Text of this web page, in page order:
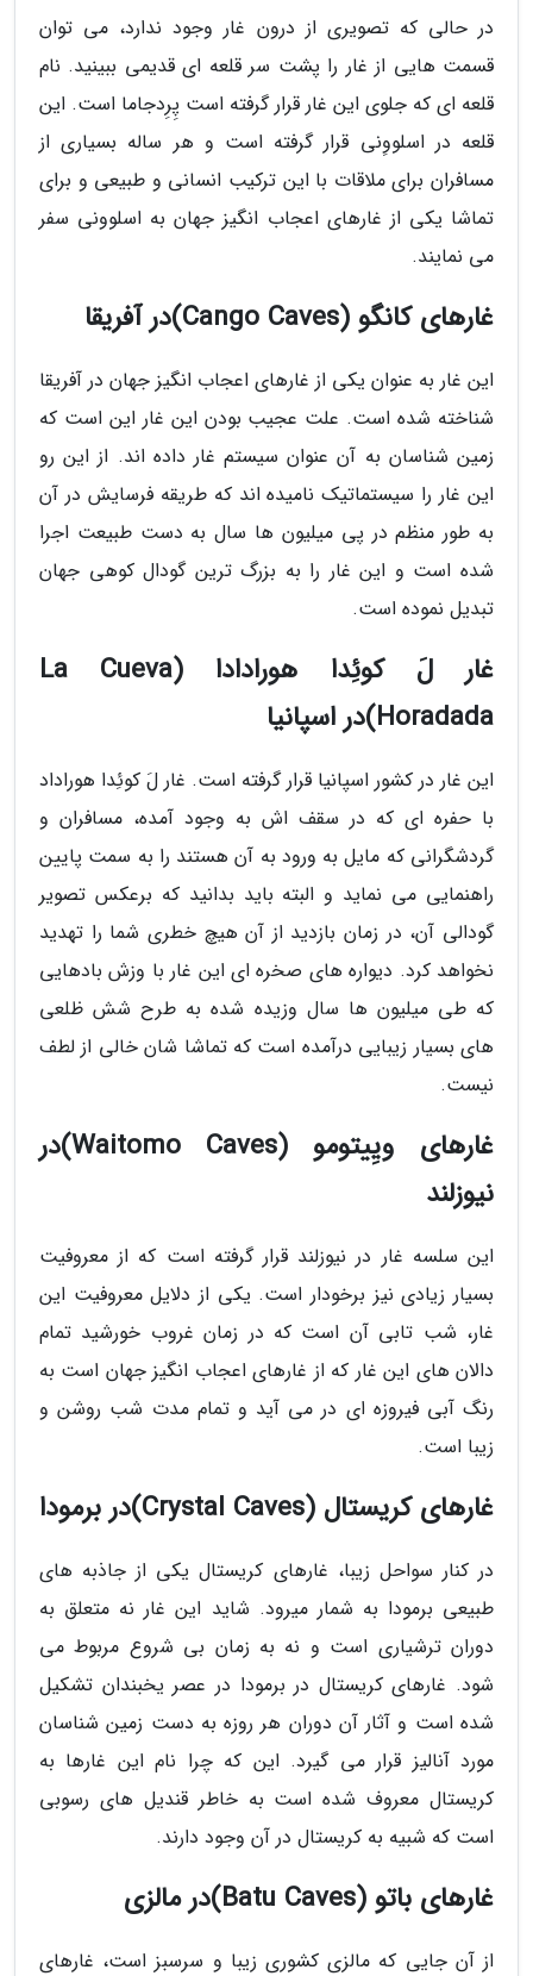
در حالی که تصویری از درون غار وجود ندارد، می توان
قسمت هایی از غار را پشت سر قلعه ای قدیمی ببینید. نام
قلعه ای که جلوی این غار قرار گرفته است پِرِدجاما است. این
قلعه در اسلووِنی قرار گرفته است و هر ساله بسیاری از
مسافران برای ملاقات با این ترکیب انسانی و طبیعی و برای
تماشا یکی از غارهای اعجاب انگیز جهان به اسلوونی سفر
می نمایند.
غارهای کانگو (Cango Caves)در آفریقا
این غار به عنوان یکی از غارهای اعجاب انگیز جهان در آفریقا
شناخته شده است. علت عجیب بودن این غار این است که
زمین شناسان به آن عنوان سیستم غار داده اند. از این رو
این غار را سیستماتیک نامیده اند که طریقه فرسایش در آن
به طور منظم در پی میلیون ها سال به دست طبیعت اجرا
شده است و این غار را به بزرگ ترین گودال کوهی جهان
تبدیل نموده است.
غار لَ کوئِدا هورادادا (La Cueva
Horadada)در اسپانیا
این غار در کشور اسپانیا قرار گرفته است. غار لَ کوئِدا هوراداد
با حفره ای که در سقف اش به وجود آمده، مسافران و
گردشگرانی که مایل به ورود به آن هستند را به سمت پایین
راهنمایی می نماید و البته باید بدانید که برعکس تصویر
گودالی آن، در زمان بازدید از آن هیچ خطری شما را تهدید
نخواهد کرد. دیواره های صخره ای این غار با وزش بادهایی
که طی میلیون ها سال وزیده شده به طرح شش ظلعی
های بسیار زیبایی درآمده است که تماشا شان خالی از لطف
نیست.
غارهای ویِیتومو (Waitomo Caves)در
نیوزلند
این سلسه غار در نیوزلند قرار گرفته است که از معروفیت
بسیار زیادی نیز برخودار است. یکی از دلایل معروفیت این
غار، شب تابی آن است که در زمان غروب خورشید تمام
دالان های این غار که از غارهای اعجاب انگیز جهان است به
رنگ آبی فیروزه ای در می آید و تمام مدت شب روشن و
زیبا است.
غارهای کریستال (Crystal Caves)در برمودا
در کنار سواحل زیبا، غارهای کریستال یکی از جاذبه های
طبیعی برمودا به شمار میرود. شاید این غار نه متعلق به
دوران ترشیاری است و نه به زمان بی شروع مربوط می
شود. غارهای کریستال در برمودا در عصر یخبندان تشکیل
شده است و آثار آن دوران هر روزه به دست زمین شناسان
مورد آنالیز قرار می گیرد. این که چرا نام این غارها به
کریستال معروف شده است به خاطر قندیل های رسوبی
است که شبیه به کریستال در آن وجود دارند.
غارهای باتو (Batu Caves)در مالزی
از آن جایی که مالزی کشوری زیبا و سرسبز است، غارهای